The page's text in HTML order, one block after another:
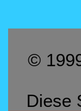
©
Diese